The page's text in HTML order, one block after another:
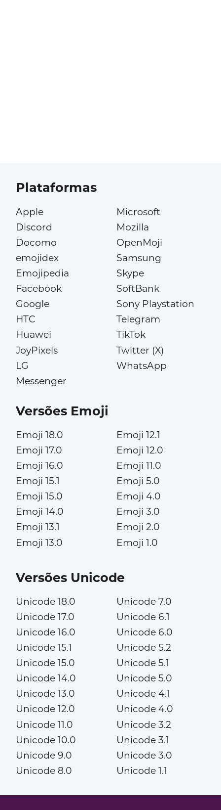
Plataformas
Apple
Discord
Docomo
emojidex
Emojipedia
Facebook
Google
HTC
Huawei
JoyPixels
LG
Messenger
Microsoft
Mozilla
OpenMoji
Samsung
Skype
SoftBank
Sony Playstation
Telegram
TikTok
Twitter (X)
WhatsApp
Versões Emoji
Emoji 18.0
Emoji 17.0
Emoji 16.0
Emoji 15.1
Emoji 15.0
Emoji 14.0
Emoji 13.1
Emoji 13.0
Emoji 12.1
Emoji 12.0
Emoji 11.0
Emoji 5.0
Emoji 4.0
Emoji 3.0
Emoji 2.0
Emoji 1.0
Versões Unicode
Unicode 18.0
Unicode 17.0
Unicode 16.0
Unicode 15.1
Unicode 15.0
Unicode 14.0
Unicode 13.0
Unicode 12.0
Unicode 11.0
Unicode 10.0
Unicode 9.0
Unicode 8.0
Unicode 7.0
Unicode 6.1
Unicode 6.0
Unicode 5.2
Unicode 5.1
Unicode 5.0
Unicode 4.1
Unicode 4.0
Unicode 3.2
Unicode 3.1
Unicode 3.0
Unicode 1.1